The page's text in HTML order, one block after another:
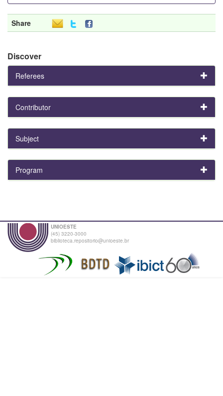
Share
Discover
Referees
Contributor
Subject
Program
UNIOESTE
(45) 3220-3000
biblioteca.repositorio@unioeste.br